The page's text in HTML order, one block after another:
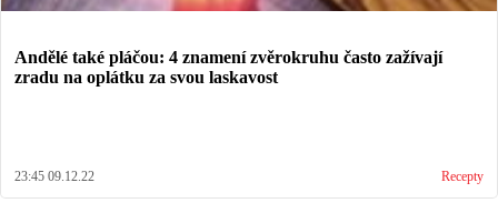
Andělé také pláčou: 4 znamení zvěrokruhu často zažívají
zradu na oplátku za svou laskavost
23:45 09.12.22 Recepty